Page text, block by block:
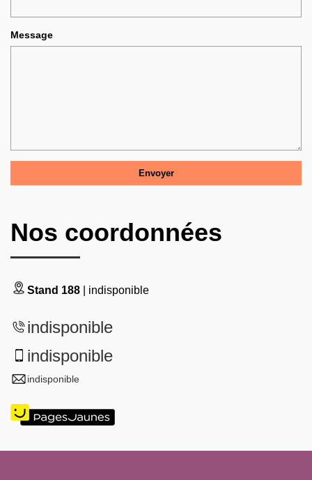
Message
Nos coordonnées
Stand 188 | indisponible
indisponible
indisponible
indisponible